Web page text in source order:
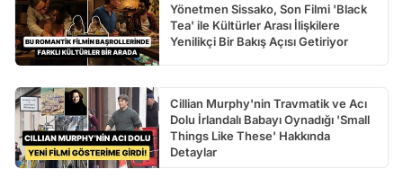
Yönetmen Sissako, Son Filmi 'Black
Tea' ile Kültürler Arası İlişkilere
Yenilikçi Bir Bakış Açısı Getiriyor
Cillian Murphy'nin Travmatik ve Acı
Dolu İrlandalı Babayı Oynadığı 'Small
Things Like These' Hakkında
Detaylar